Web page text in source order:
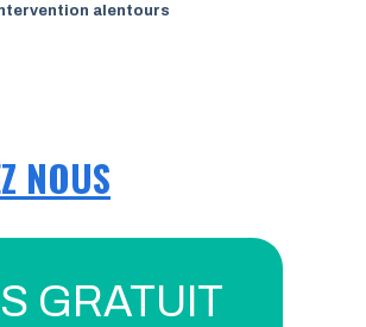
alentours
NOUS
GRATUIT